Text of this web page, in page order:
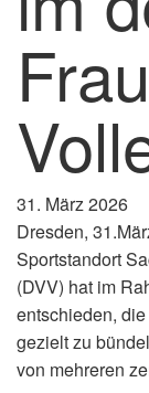
31. März 2026
Dresden,
Sportstandort
(DVV) hat im
entschieden,
gezielt zu
von mehreren